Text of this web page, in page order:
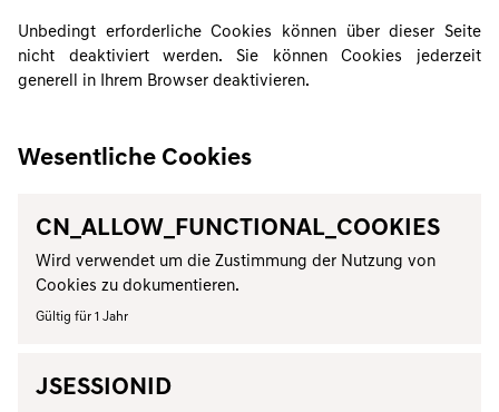
Unbedingt erforderliche Cookies können über dieser Seite
nicht deaktiviert werden. Sie können Cookies jederzeit
generell in Ihrem Browser deaktivieren.
Wesentliche Cookies
CN_ALLOW_FUNCTIONAL_COOKIES
Wird verwendet um die Zustimmung der Nutzung von
Cookies zu dokumentieren.
Gültig für 1 Jahr
JSESSIONID